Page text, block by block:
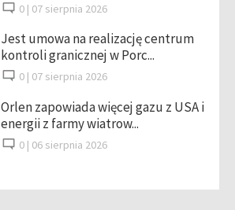
0 | 07 sierpnia 2026
Jest umowa na realizację centrum
kontroli granicznej w Porc...
0 | 07 sierpnia 2026
Orlen zapowiada więcej gazu z USA i
energii z farmy wiatrow...
0 | 06 sierpnia 2026